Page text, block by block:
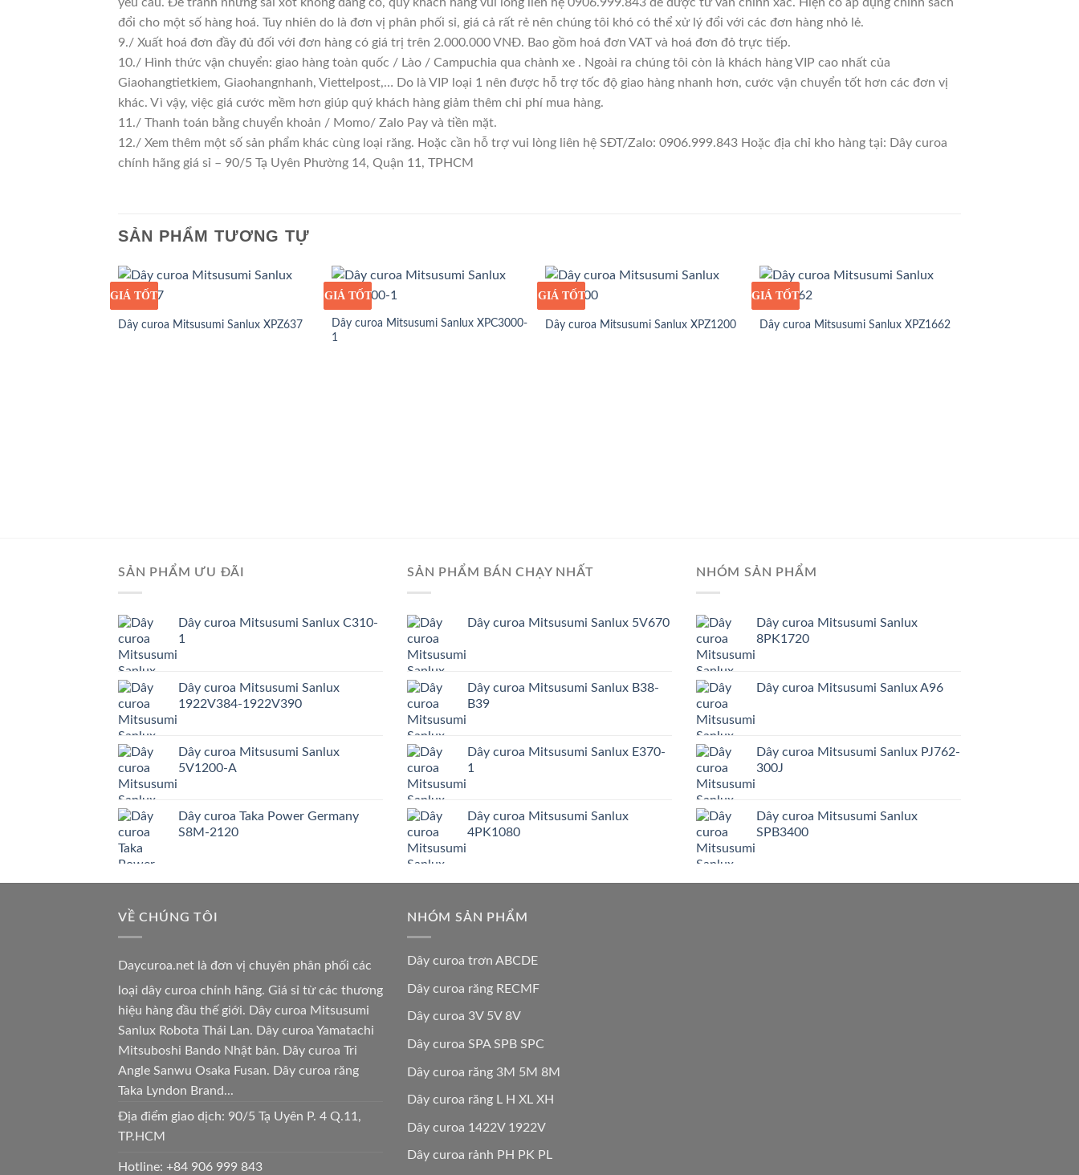
đổi cho một số hàng hoá. Tuy nhiên do là đơn vị phân phối sỉ, giá cả rất rẻ nên chúng tôi khó có thể xử lý đổi với các đơn hàng nhỏ lẻ.
9./ Xuất hoá đơn đầy đủ đối với đơn hàng có giá trị trên 2.000.000 VNĐ. Bao gồm hoá đơn VAT và hoá đơn đỏ trực tiếp.
10./ Hình thức vận chuyển: giao hàng toàn quốc / Lào / Campuchia qua chành xe . Ngoài ra chúng tôi còn là khách hàng VIP cao nhất của
Giaohangtietkiem, Giaohangnhanh, Viettelpost,… Do là VIP loại 1 nên được hỗ trợ tốc độ giao hàng nhanh hơn, cước vận chuyển tốt hơn các đơn vị
khác. Vì vậy, việc giá cước mềm hơn giúp quý khách hàng giảm thêm chi phí mua hàng.
11./ Thanh toán bằng chuyển khoản / Momo/ Zalo Pay và tiền mặt.
12./ Xem thêm một số sản phẩm khác cùng loại răng. Hoặc cần hỗ trợ vui lòng liên hệ SĐT/Zalo: 0906.999.843 Hoặc địa chỉ kho hàng tại: Dây curoa
chính hãng giá sỉ – 90/5 Tạ Uyên Phường 14, Quận 11, TPHCM
SẢN PHẨM TƯƠNG TỰ
GIÁ SỈ
GIÁ TỐT
Dây curoa Mitsusumi Sanlux XPZ637
GIÁ SỈ
GIÁ TỐT
Dây curoa Mitsusumi Sanlux XPC3000-
1
GIÁ SỈ
GIÁ TỐT
Dây curoa Mitsusumi Sanlux XPZ1200
GIÁ SỈ
GIÁ TỐT
Dây curoa Mitsusumi Sanlux XPZ1662
SẢN PHẨM ƯU ĐÃI
Dây curoa Mitsusumi Sanlux C310-
1
Dây curoa Mitsusumi Sanlux
1922V384-1922V390
Dây curoa Mitsusumi Sanlux
5V1200-A
Dây curoa Taka Power Germany
S8M-2120
SẢN PHẨM BÁN CHẠY NHẤT
Dây curoa Mitsusumi Sanlux 5V670
Dây curoa Mitsusumi Sanlux B38-
B39
Dây curoa Mitsusumi Sanlux E370-
1
Dây curoa Mitsusumi Sanlux
4PK1080
NHÓM SẢN PHẨM
Dây curoa Mitsusumi Sanlux
8PK1720
Dây curoa Mitsusumi Sanlux A96
Dây curoa Mitsusumi Sanlux PJ762-
300J
Dây curoa Mitsusumi Sanlux
SPB3400
VỀ CHÚNG TÔI
Daycuroa.net là đơn vị chuyên phân phối các
loại dây curoa chính hãng. Giá sỉ từ các thương
hiệu hàng đầu thế giới. Dây curoa Mitsusumi
Sanlux Robota Thái Lan. Dây curoa Yamatachi
Mitsuboshi Bando Nhật bản. Dây curoa Tri
Angle Sanwu Osaka Fusan. Dây curoa răng
Taka Lyndon Brand...
Địa điểm giao dịch: 90/5 Tạ Uyên P. 4 Q.11,
TP.HCM
Hotline: +84 906 999 843
NHÓM SẢN PHẨM
Dây curoa trơn ABCDE
Dây curoa răng RECMF
Dây curoa 3V 5V 8V
Dây curoa SPA SPB SPC
Dây curoa răng 3M 5M 8M
Dây curoa răng L H XL XH
Dây curoa 1422V 1922V
Dây curoa rảnh PH PK PL